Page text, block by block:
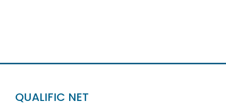
QUALIFIC NET